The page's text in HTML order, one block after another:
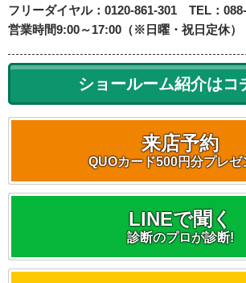
フリーダイヤル：0120-861-301 TEL：
営業時間9:00～17:00（※日曜・祝日定休）
ショールーム紹介はコ
来店予約
QUOカード500円分プレゼ
LINEで聞く
診断のプロが診断!